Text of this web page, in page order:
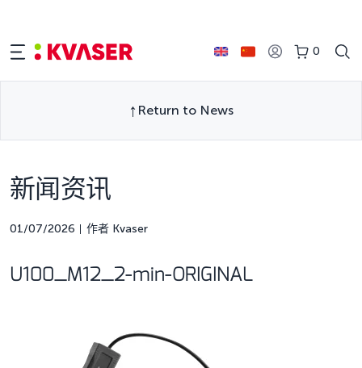
0
Return to News
新闻资讯
01/07/2026 作者 Kvaser
U100_M12_2-min-ORIGINAL